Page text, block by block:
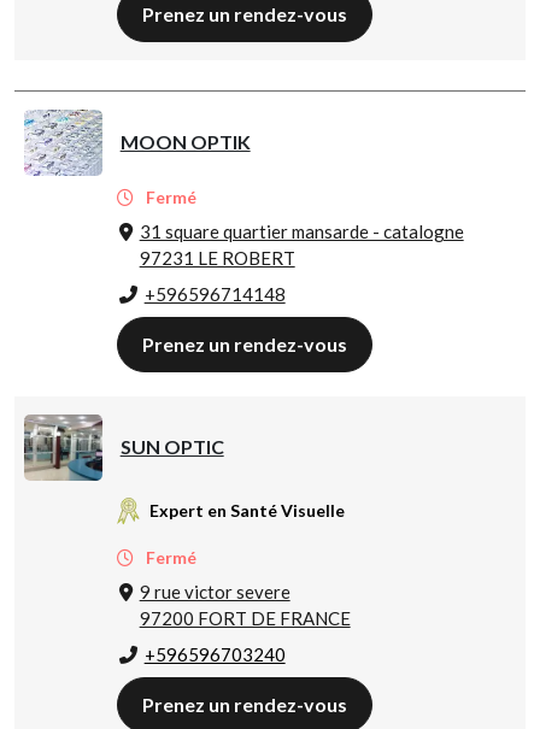
Prenez un rendez-vous
MOON OPTIK
Fermé
31 square quartier mansarde - catalogne
97231 LE ROBERT
+596596714148
Prenez un rendez-vous
SUN OPTIC
Expert en Santé Visuelle
Fermé
9 rue victor severe
97200 FORT DE FRANCE
+596596703240
Prenez un rendez-vous